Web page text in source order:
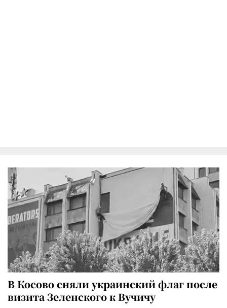
В Косово сняли украинский флаг после
визита Зеленского к Вучичу